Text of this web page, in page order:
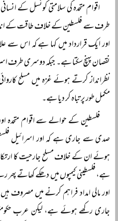
اقوام متحدہ کی سلامتی کونسل کے
طرف سے فلسطین کے خلاف طاقت کے
اور ایک قرارداد میں کہا ہے کہ اس سے
نقصان پہنچ سکتا ہے۔ جبکہ دوسری طرف
نظرانداز کرتے ہوئے غزہ میں مسلح
مکمل طور پر تباہ کر دیا ہے۔
فلسطین کے حوالے سے اقوام متحدہ
صدی سے جاری ہے کہ اور اسرائیل
ہوئے ان کے خلاف مسلح جارحیت کا
ہے، فلسطینی کیمپوں میں دھکے کھاتے پھر
اور مالی امداد فراہم کرنے میں مصروف
جاری رکھے ہوئے ہے، لیکن عرب